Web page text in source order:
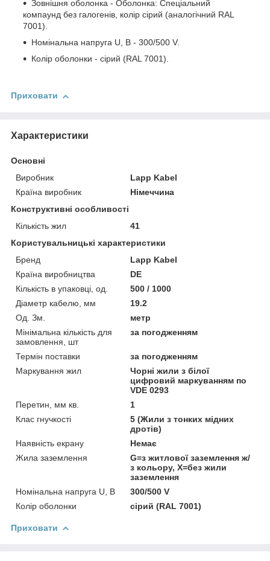
Зовнішня оболонка - Оболонка: Спеціальний
компаунд без галогенів, колір сірий (аналогічний RAL
7001).
Номінальна напруга U, В - 300/500 V.
Колір оболонки - сірий (RAL 7001).
Приховати
Характеристики
Основні
Виробник
Lapp Kabel
Країна виробник
Німеччина
Конструктивні особливості
Кількість жил
41
Користувальницькі характеристики
Бренд
Lapp Kabel
Країна виробництва
DE
Кількість в упаковці, од.
500 / 1000
Діаметр кабелю, мм
19.2
Од. Зм.
метр
Мінімальна кількість для
замовлення, шт
за погодженням
Термін поставки
за погодженням
Маркування жил
Чорні жили з білої
цифровий маркуванням по
VDE 0293
Перетин, мм кв.
1
Клас гнучкості
5 (Жили з тонких мідних
дротів)
Наявність екрану
Немає
Жила заземлення
G=з житлової заземлення ж/
з кольору, Х=без жили
заземлення
Номінальна напруга U, В
300/500 V
Колір оболонки
сірий (RAL 7001)
Приховати